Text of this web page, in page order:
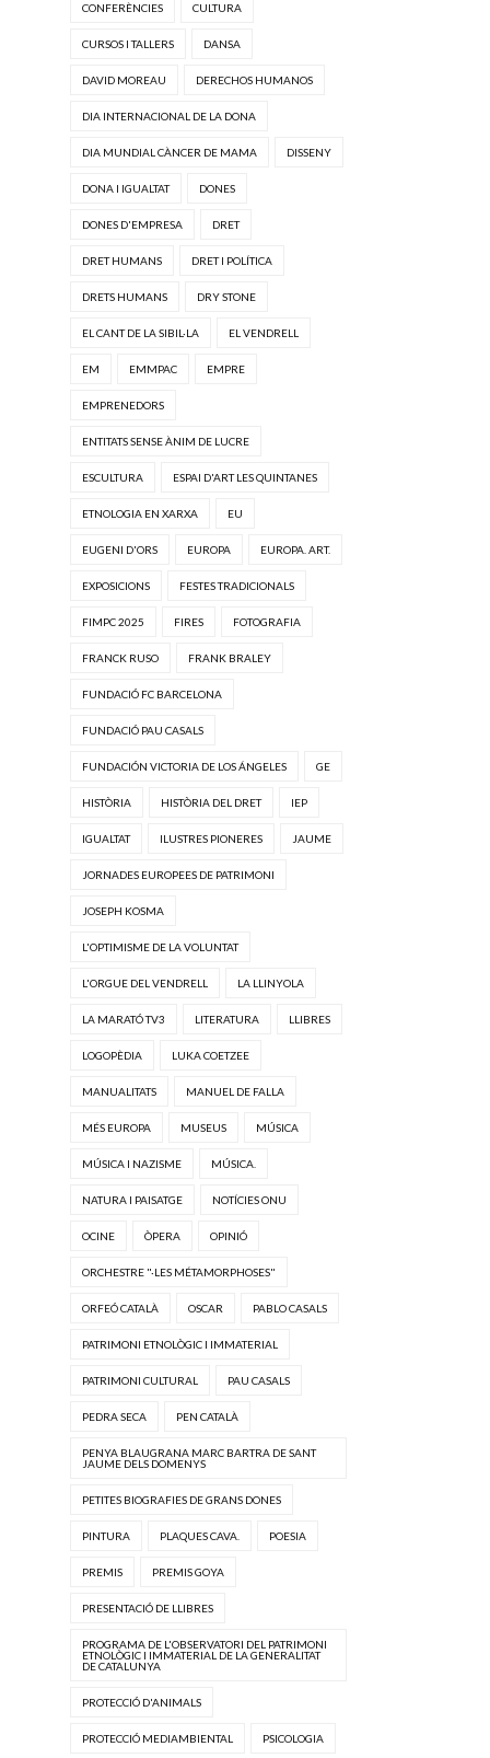
CONFERÈNCIES CULTURA
CURSOS I TALLERS DANSA
DAVID MOREAU DERECHOS HUMANOS
DIA INTERNACIONAL DE LA DONA
DIA MUNDIAL CÀNCER DE MAMA DISSENY
DONA I IGUALTAT DONES
DONES D'EMPRESA DRET
DRET HUMANS DRET I POLÍTICA
DRETS HUMANS DRY STONE
EL CANT DE LA SIBIL·LA EL VENDRELL
EM EMMPAC EMPRE
EMPRENEDORS
ENTITATS SENSE ÀNIM DE LUCRE
ESCULTURA ESPAI D'ART LES QUINTANES
ETNOLOGIA EN XARXA EU
EUGENI D'ORS EUROPA EUROPA. ART.
EXPOSICIONS FESTES TRADICIONALS
FIMPC 2025 FIRES FOTOGRAFIA
FRANCK RUSO FRANK BRALEY
FUNDACIÓ FC BARCELONA
FUNDACIÓ PAU CASALS
FUNDACIÓN VICTORIA DE LOS ÁNGELES GE
HISTÒRIA HISTÒRIA DEL DRET IEP
IGUALTAT ILUSTRES PIONERES JAUME
JORNADES EUROPEES DE PATRIMONI
JOSEPH KOSMA
L'OPTIMISME DE LA VOLUNTAT
L'ORGUE DEL VENDRELL LA LLINYOLA
LA MARATÓ TV3 LITERATURA LLIBRES
LOGOPÈDIA LUKA COETZEE
MANUALITATS MANUEL DE FALLA
MÉS EUROPA MUSEUS MÚSICA
MÚSICA I NAZISME MÚSICA.
NATURA I PAISATGE NOTÍCIES ONU
OCINE ÒPERA OPINIÓ
ORCHESTRE "·LES MÉTAMORPHOSES"
ORFEÓ CATALÀ OSCAR PABLO CASALS
PATRIMONI ETNOLÒGIC I IMMATERIAL
PATRIMONI CULTURAL PAU CASALS
PEDRA SECA PEN CATALÀ
PENYA BLAUGRANA MARC BARTRA DE SANT
JAUME DELS DOMENYS
PETITES BIOGRAFIES DE GRANS DONES
PINTURA PLAQUES CAVA. POESIA
PREMIS PREMIS GOYA
PRESENTACIÓ DE LLIBRES
PROGRAMA DE L'OBSERVATORI DEL PATRIMONI
ETNOLÒGIC I IMMATERIAL DE LA GENERALITAT
DE CATALUNYA
PROTECCIÓ D'ANIMALS
PROTECCIÓ MEDIAMBIENTAL PSICOLOGIA